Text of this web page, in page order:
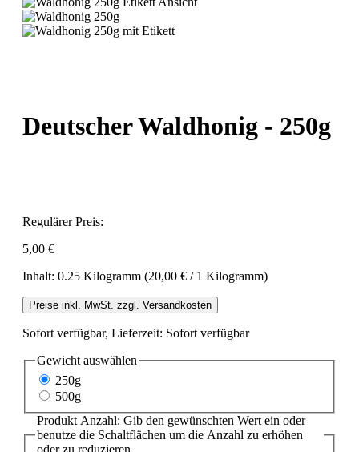
Deutscher Waldhonig - 250g
Regulärer Preis:
5,00 €
Inhalt: 0.25 Kilogramm (20,00 € / 1 Kilogramm)
Preise inkl. MwSt. zzgl. Versandkosten
Sofort verfügbar, Lieferzeit: Sofort verfügbar
Gewicht auswählen
250g
500g
Produkt Anzahl: Gib den gewünschten Wert ein oder
benutze die Schaltflächen um die Anzahl zu erhöhen